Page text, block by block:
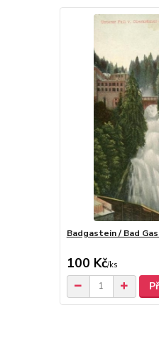
Badgastein / Bad
100 Kč/ks